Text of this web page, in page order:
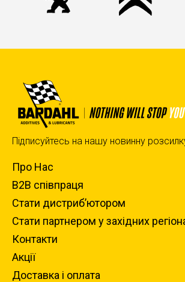
Підписуйтесь на нашу новинну
Про Нас
B2B співпраця
Стати дистриб’ютором
Стати партнером у західних
Контакти
Акції
Доставка i оплата